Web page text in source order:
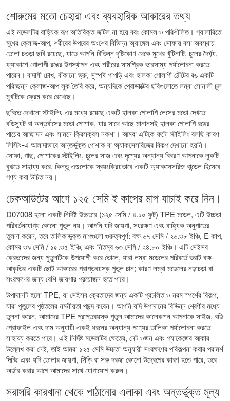
শোরুমের মতো চেহারা এবং ব্যবহারিক আকারের তথ্য
এই মডেলটির বাহ্যিক রূপ অতিরিক্ত জটিল না হয়ে বরং কোমল ও পরিশীলিত। গ্যালারিতে
মুখের ক্লোজ-আপ, শরীরের উপরের অংশের বিভিন্ন অ্যাঙ্গেল এবং সোফায় বসা অবস্থায়
তোলা চওড়া ছবি রয়েছে, যাতে আপনি বিভিন্ন দৃষ্টিকোণ থেকে মুখের খুঁটিনাটি, চুলের দৈর্ঘ্য,
ফ্যাকাশে গোলাপী রঙের উপস্থাপন এবং শরীরের সামগ্রিক ভারসাম্য পর্যালোচনা করতে
পারেন। বাদামী চোখ, বাঁকানো ভ্রু, সুস্পষ্ট পাপড়ি এবং হালকা গোলাপী ঠোঁটের রঙ একটি
পরিচ্ছন্ন ক্লোজ-আপ লুক তৈরি করে, অন্যদিকে প্রোডাক্টের ছবিগুলোতে লম্বা সোনালী চুল
মুখটিকে ফ্রেম করে রেখেছে।
ছবিতে দেখানো স্টাইলিং-এর মধ্যে রয়েছে একটি হালকা গোলাপি লেসের মতো দেখতে
বডিস্যুট বা অন্তর্বাসের মতো পোশাক, যার সাথে আছে মানানসই হালকা গোলাপি রঙের
পায়ের আচ্ছাদন এবং সামনে ক্রিসক্রস নকশা। আমরা এটিকে ফটো স্টাইলিং বলছি কারণ
লিস্টিং-এ আলাদাভাবে অন্তর্ভুক্ত পোশাক বা অ্যাকসেসরিজের বিকল্প দেখানো হয়নি।
সোফা, গাছ, পোশাকের স্টাইলিং, চুলের সাজ এবং দৃশ্যের অন্যান্য বিবরণ আপনাকে লুকটি
বুঝতে সাহায্য করে, কিন্তু এগুলোকে স্বয়ংক্রিয়ভাবে একটি অ্যাকসেসরিজ বান্ডেল হিসেবে
গণ্য করা উচিত নয়।
চেকআউটের আগে ১২৫ সেমি ই কাপের মাপ যাচাই করে নিন।
D07008 হলো একটি নির্দিষ্ট উচ্চতার (১২৫ সেমি / ৪.১০ ফুট) TPE মডেল, এটি উচ্চতা
পরিবর্তনযোগ্য কোনো পুতুল নয়। আপনি যদি জায়গা, সংরক্ষণ এবং বাহ্যিক অনুপাতের
তুলনা করেন, তবে তালিকাভুক্ত মাপগুলো গুরুত্বপূর্ণ: বক্ষ ৬৭ সেমি / ২৬.৩৮ ইঞ্চি, E কাপ,
কোমর ৩৯ সেমি / ১৫.৩৫ ইঞ্চি, এবং নিতম্ব ৬৩ সেমি / ২৪.৮০ ইঞ্চি। এটি সেইসব
ক্রেতাদের জন্য পুতুলটিকে উপযোগী করে তোলে, যারা লম্বা মডেলের পরিবর্তে ভরাট বক্ষ-
আকৃতির একটি ছোট আকারের প্রাপ্তবয়স্ক পুতুল চান; কারণ লম্বা মডেলের নড়াচড়া বা
সংরক্ষণের জন্য বেশি জায়গার প্রয়োজন হতে পারে।
উপাদানটি হলো TPE, যা সেইসব ক্রেতাদের জন্য একটি প্রচলিত ও নরম স্পর্শের বিকল্প,
যারা পুতুলের পৃষ্ঠতলের নমনীয়তা পছন্দ করেন। আপনি যদি উপাদানের বিভিন্ন শ্রেণীর মধ্যে
তুলনা করেন, আমাদেরTPE প্রাপ্তবয়স্ক পুতুলআমাদের কালেকশন আপনাকে সাইজ, বডি
প্রোফাইল এবং দাম অনুযায়ী একই ধরনের অন্যান্য পণ্যের তালিকা পর্যালোচনা করতে
সাহায্য করতে পারে। এই নির্দিষ্ট মডেলটির ক্ষেত্রে, নেট ওজন এবং প্যাকেজের আকার
উল্লেখ করা নেই, তাই আমরা ১২৫ সেমি উচ্চতা অনুযায়ী সংরক্ষণের পরিকল্পনা করার পরামর্শ
দিচ্ছি এবং যদি তোলার জায়গা, সিঁড়ি বা সরু দরজা কোনো উদ্বেগের কারণ হতে পারে, তবে
অর্ডার করার আগে আমাদের সাথে যোগাযোগ করুন।
সরাসরি কারখানা থেকে পাঠানোর এলাকা এবং অন্তর্ভুক্ত মূল্য